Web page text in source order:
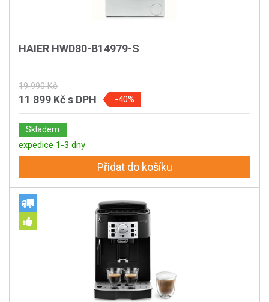
HAIER HWD80-B14979-S
19 990 Kč
11 899 Kčs DPH -40%
Skladem
expedice 1-3 dny
Přidat do košíku